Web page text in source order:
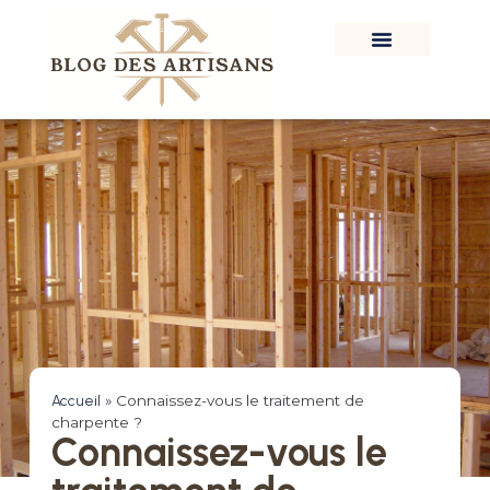
Accueil » Connaissez-vous le traitement de
charpente ?
Connaissez-vous le